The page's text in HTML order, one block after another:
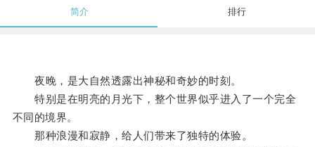
简介 排行
夜晚，是大自然透露出神秘和奇妙的时刻。
特别是在明亮的月光下，整个世界似乎进入了一个完全
不同的境界。
那种浪漫和寂静，给人们带来了独特的体验。